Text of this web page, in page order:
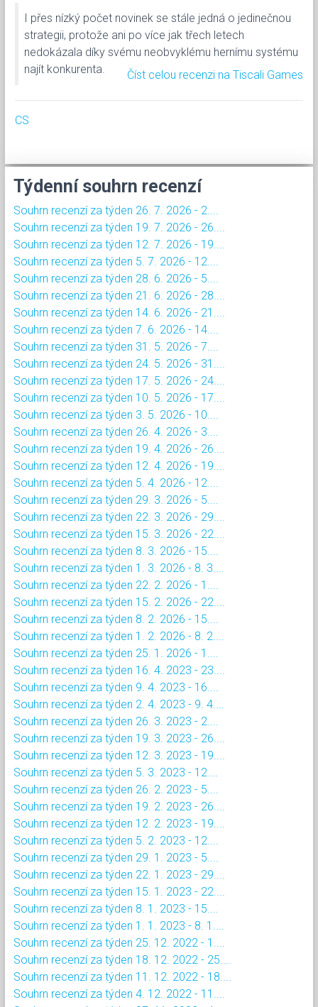
I přes nízký počet novinek se stále jedná o jedinečnou
strategii, protože ani po více jak třech letech
nedokázala díky svému neobvyklému hernímu systému
najít konkurenta.
Číst celou recenzi na Tiscali Games
CS
Týdenní souhrn recenzí
Souhrn recenzí za týden 26. 7. 2026 - 2....
Souhrn recenzí za týden 19. 7. 2026 - 26....
Souhrn recenzí za týden 12. 7. 2026 - 19....
Souhrn recenzí za týden 5. 7. 2026 - 12....
Souhrn recenzí za týden 28. 6. 2026 - 5....
Souhrn recenzí za týden 21. 6. 2026 - 28....
Souhrn recenzí za týden 14. 6. 2026 - 21....
Souhrn recenzí za týden 7. 6. 2026 - 14....
Souhrn recenzí za týden 31. 5. 2026 - 7....
Souhrn recenzí za týden 24. 5. 2026 - 31....
Souhrn recenzí za týden 17. 5. 2026 - 24....
Souhrn recenzí za týden 10. 5. 2026 - 17....
Souhrn recenzí za týden 3. 5. 2026 - 10....
Souhrn recenzí za týden 26. 4. 2026 - 3....
Souhrn recenzí za týden 19. 4. 2026 - 26....
Souhrn recenzí za týden 12. 4. 2026 - 19....
Souhrn recenzí za týden 5. 4. 2026 - 12....
Souhrn recenzí za týden 29. 3. 2026 - 5....
Souhrn recenzí za týden 22. 3. 2026 - 29....
Souhrn recenzí za týden 15. 3. 2026 - 22....
Souhrn recenzí za týden 8. 3. 2026 - 15....
Souhrn recenzí za týden 1. 3. 2026 - 8. 3....
Souhrn recenzí za týden 22. 2. 2026 - 1....
Souhrn recenzí za týden 15. 2. 2026 - 22....
Souhrn recenzí za týden 8. 2. 2026 - 15....
Souhrn recenzí za týden 1. 2. 2026 - 8. 2....
Souhrn recenzí za týden 25. 1. 2026 - 1....
Souhrn recenzí za týden 16. 4. 2023 - 23....
Souhrn recenzí za týden 9. 4. 2023 - 16....
Souhrn recenzí za týden 2. 4. 2023 - 9. 4....
Souhrn recenzí za týden 26. 3. 2023 - 2....
Souhrn recenzí za týden 19. 3. 2023 - 26....
Souhrn recenzí za týden 12. 3. 2023 - 19....
Souhrn recenzí za týden 5. 3. 2023 - 12....
Souhrn recenzí za týden 26. 2. 2023 - 5....
Souhrn recenzí za týden 19. 2. 2023 - 26....
Souhrn recenzí za týden 12. 2. 2023 - 19....
Souhrn recenzí za týden 5. 2. 2023 - 12....
Souhrn recenzí za týden 29. 1. 2023 - 5....
Souhrn recenzí za týden 22. 1. 2023 - 29....
Souhrn recenzí za týden 15. 1. 2023 - 22....
Souhrn recenzí za týden 8. 1. 2023 - 15....
Souhrn recenzí za týden 1. 1. 2023 - 8. 1....
Souhrn recenzí za týden 25. 12. 2022 - 1....
Souhrn recenzí za týden 18. 12. 2022 - 25....
Souhrn recenzí za týden 11. 12. 2022 - 18....
Souhrn recenzí za týden 4. 12. 2022 - 11....